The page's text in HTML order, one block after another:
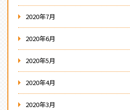
2020年7月
2020年6月
2020年5月
2020年4月
2020年3月